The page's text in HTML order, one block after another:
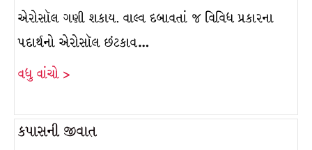
એરોસૉલ ગણી શકાય. વાલ્વ દબાવતાં જ વિવિધ પ્રકારના
પદાર્થનો એરોસૉલ છંટકાવ…
વધુ વાંચો >
કપાસની જીવાત